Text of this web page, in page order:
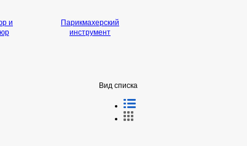
Вид списка
и
Парикмахерский
инструмент